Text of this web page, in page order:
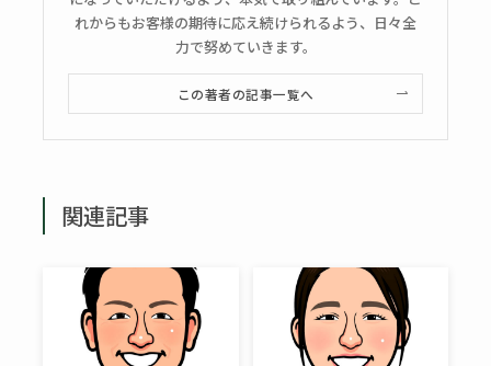
れからもお客様の期待に応え続けられるよう、日々全
力で努めていきます。
この著者の記事一覧へ
関連記事